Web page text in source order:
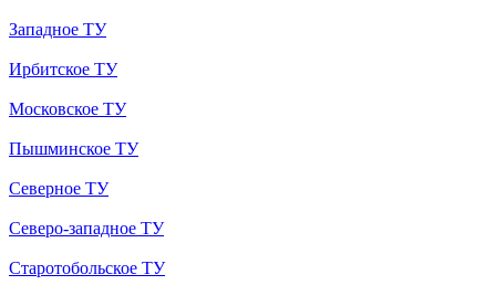
Западное ТУ
Ирбитское ТУ
Московское ТУ
Пышминское ТУ
Северное ТУ
Северо-западное ТУ
Старотобольское ТУ